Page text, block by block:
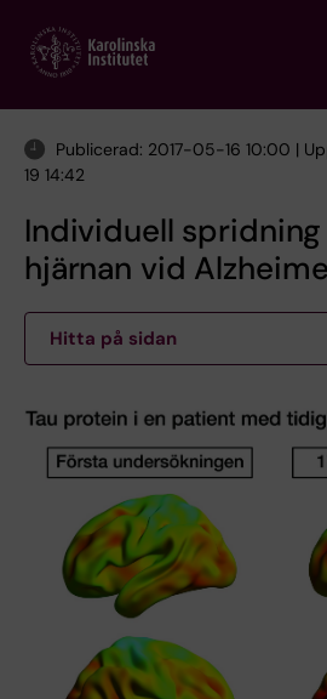
main
Publicerad: 2017-05-16 10:00 |
19 14:42
Individuell
hjärnan vid
Hitta på sidan